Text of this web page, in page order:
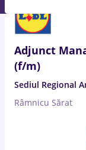
Adjunct
(f/m)
Sediul Regional
Râmnicu Sărat